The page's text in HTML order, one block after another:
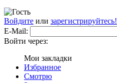
Войдите или зарегистрируйтесь!
E-Mail:
Войти через:
Мои закладки
Избранное
Смотрю